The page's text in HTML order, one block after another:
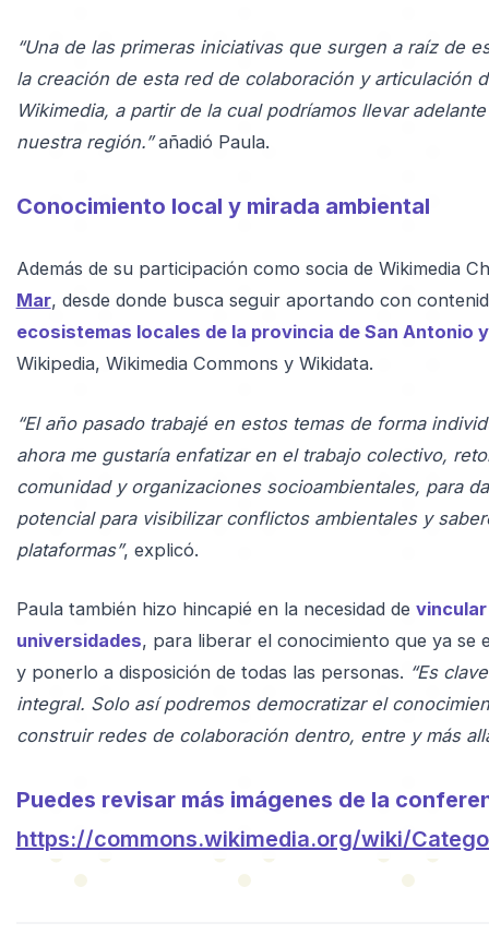
“Una de las primeras iniciativas que surgen a raíz de
la creación de esta red de colaboración y articulación
Wikimedia, a partir de la cual podríamos llevar
nuestra región.”añadió Paula.
Conocimiento local y mirada ambiental
Además de su participación como socia de Wikimedia
Mar, desde donde busca seguir aportando con
ecosistemas locales de la provincia de San Antonio
Wikipedia, Wikimedia Commons y Wikidata.
“El año pasado trabajé en estos temas de forma
ahora me gustaría enfatizar en el trabajo colectivo,
comunidad y organizaciones socioambientales, para
potencial para visibilizar conflictos ambientales y
plataformas”, explicó.
Paula también hizo hincapié en la necesidad de
universidades, para liberar el conocimiento que ya se
y ponerlo a disposición de todas las personas. “Es
integral. Solo así podremos democratizar el
construir redes de colaboración dentro, entre y más
Puedes revisar más imágenes de la
https://commons.wikimedia.org/wiki/